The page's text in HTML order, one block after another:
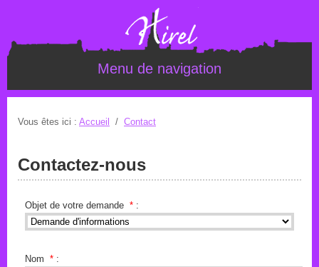
Menu de navigation
Vous êtes ici : Accueil / Contact
Contactez-nous
Objet de votre demande * :
Nom * :